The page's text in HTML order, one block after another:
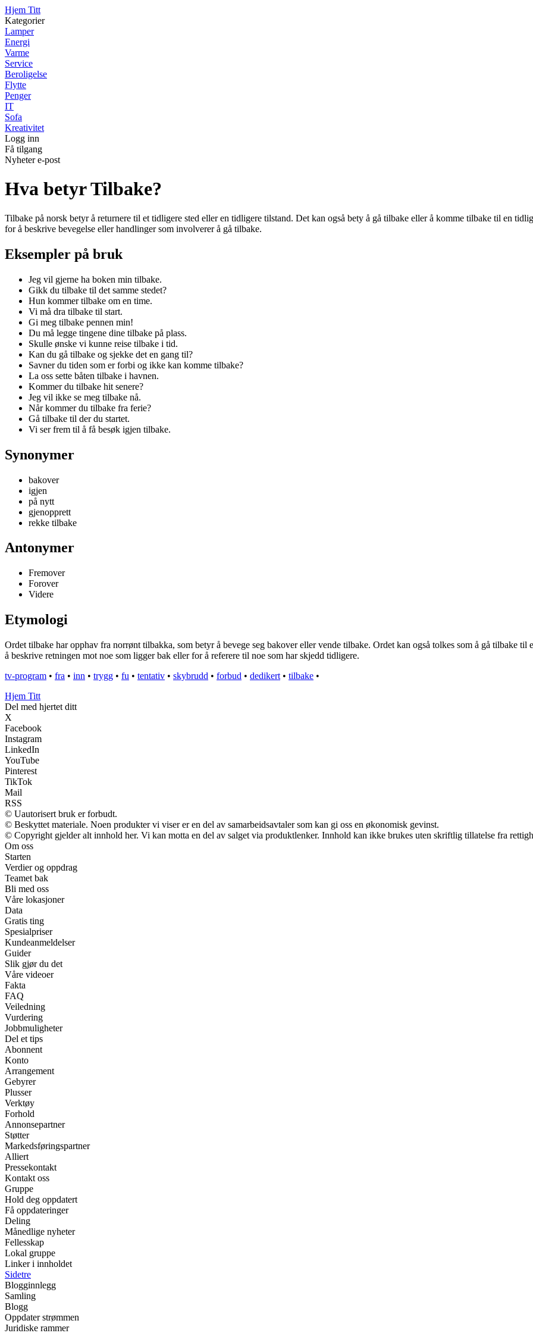
Hjem Titt
Kategorier
Lamper
Energi
Varme
Service
Beroligelse
Flytte
Penger
IT
Sofa
Kreativitet
Logg inn
Få tilgang
Nyheter e-post
Hva betyr Tilbake?
Tilbake på norsk betyr å returnere til et tidligere sted eller en tidligere tilstand. Det kan også bety å gå tilbake eller å komme tilbake til en
for å beskrive bevegelse eller handlinger som involverer å gå tilbake.
Eksempler på bruk
Jeg vil gjerne ha boken min tilbake.
Gikk du tilbake til det samme stedet?
Hun kommer tilbake om en time.
Vi må dra tilbake til start.
Gi meg tilbake pennen min!
Du må legge tingene dine tilbake på plass.
Skulle ønske vi kunne reise tilbake i tid.
Kan du gå tilbake og sjekke det en gang til?
Savner du tiden som er forbi og ikke kan komme tilbake?
La oss sette båten tilbake i havnen.
Kommer du tilbake hit senere?
Jeg vil ikke se meg tilbake nå.
Når kommer du tilbake fra ferie?
Gå tilbake til der du startet.
Vi ser frem til å få besøk igjen tilbake.
Synonymer
bakover
igjen
på nytt
gjenopprett
rekke tilbake
Antonymer
Fremover
Forover
Videre
Etymologi
Ordet tilbake har opphav fra norrønt tilbakka, som betyr å bevege seg bakover eller vende tilbake. Ordet kan også tolkes som å gå tilbake
å beskrive retningen mot noe som ligger bak eller for å referere til noe som har skjedd tidligere.
tv-program • fra • inn • trygg • fu • tentativ • skybrudd • forbud • dedikert • tilbake •
Hjem Titt
Del med hjertet ditt
X
Facebook
Instagram
LinkedIn
YouTube
Pinterest
TikTok
Mail
RSS
© Uautorisert bruk er forbudt.
© Beskyttet materiale. Noen produkter vi viser er en del av samarbeidsavtaler som kan gi oss en økonomisk gevinst.
© Copyright gjelder alt innhold her. Vi kan motta en del av salget via produktlenker. Innhold kan ikke brukes uten skriftlig tillatelse fra
Om oss
Starten
Verdier og oppdrag
Teamet bak
Bli med oss
Våre lokasjoner
Data
Gratis ting
Spesialpriser
Kundeanmeldelser
Guider
Slik gjør du det
Våre videoer
Fakta
FAQ
Veiledning
Vurdering
Jobbmuligheter
Del et tips
Abonnent
Konto
Arrangement
Gebyrer
Plusser
Verktøy
Forhold
Annonsepartner
Støtter
Markedsføringspartner
Alliert
Pressekontakt
Kontakt oss
Gruppe
Hold deg oppdatert
Få oppdateringer
Deling
Månedlige nyheter
Fellesskap
Lokal gruppe
Linker i innholdet
Sidetre
Blogginnlegg
Samling
Blogg
Oppdater strømmen
Juridiske rammer